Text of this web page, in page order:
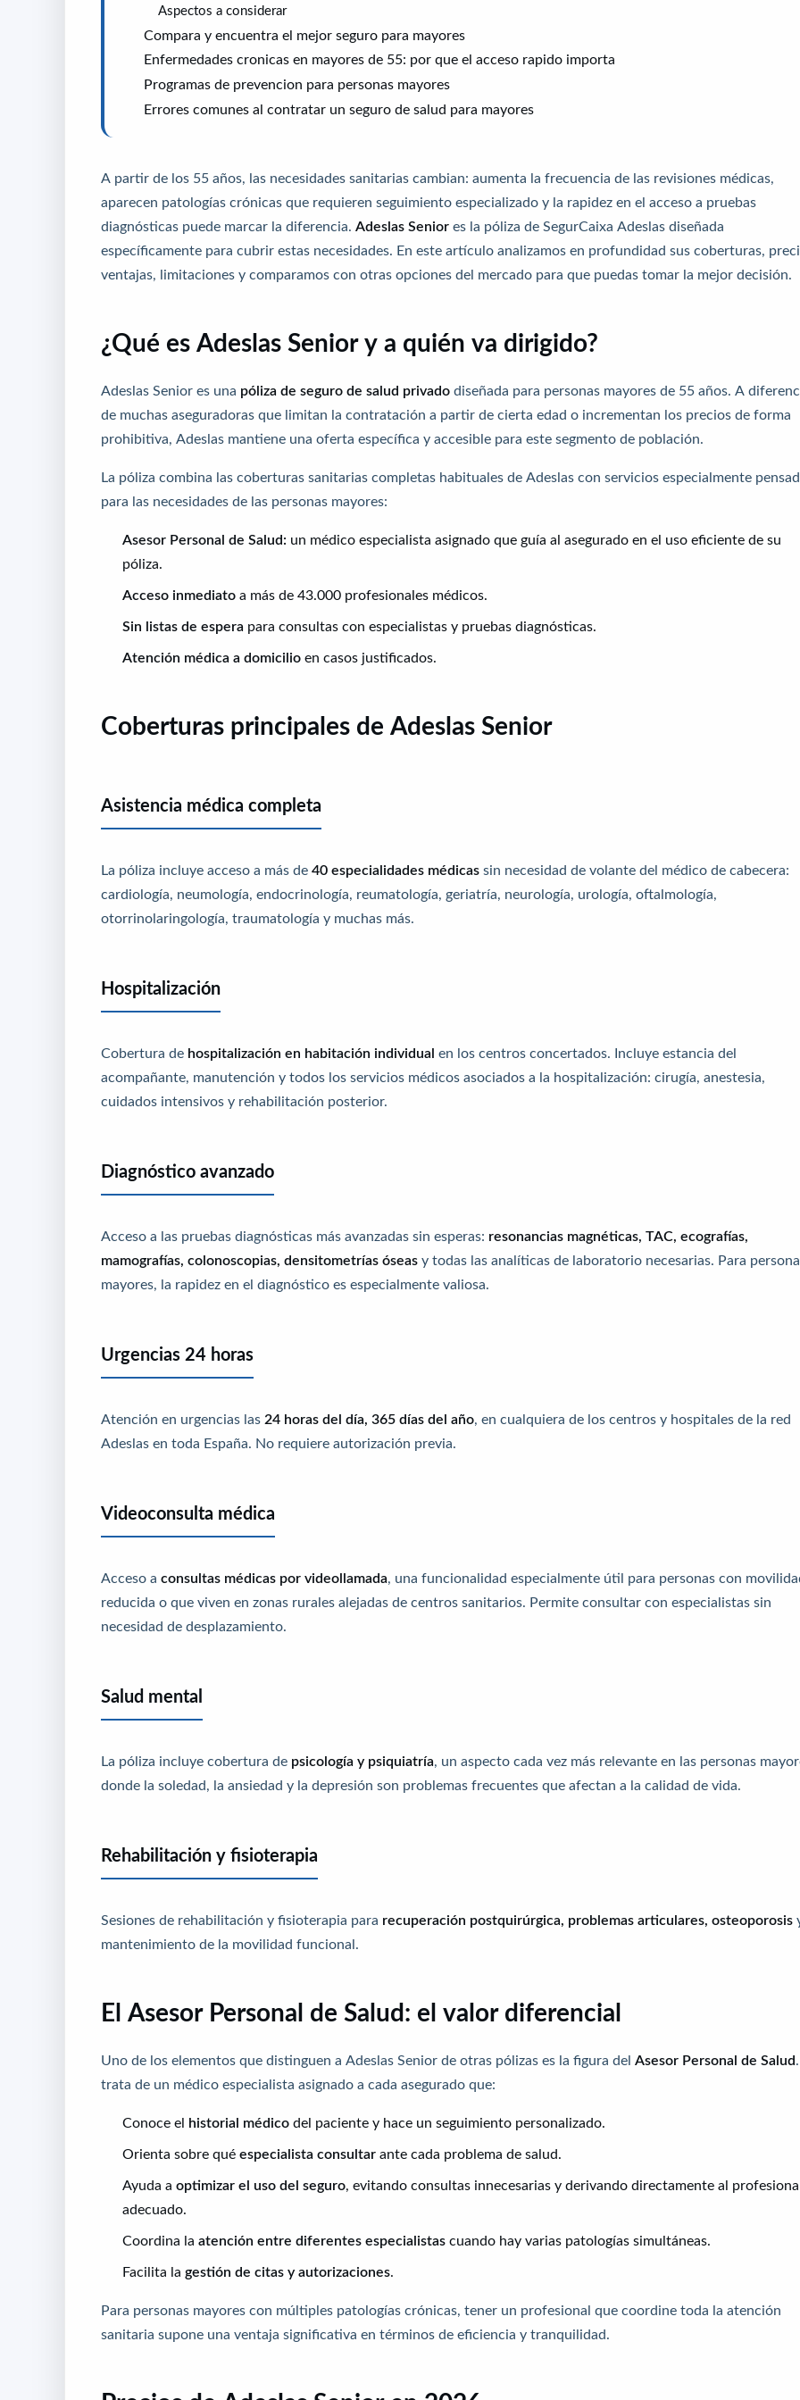
Aspectos a considerar
Compara y encuentra el mejor seguro para mayores
Enfermedades cronicas en mayores de 55: por que el acceso rapido importa
Programas de prevencion para personas mayores
Errores comunes al contratar un seguro de salud para mayores
A partir de los 55 años, las necesidades sanitarias cambian: aumenta la frecuencia de las revisiones médicas,
aparecen patologías crónicas que requieren seguimiento especializado y la rapidez en el acceso a pruebas
diagnósticas puede marcar la diferencia. Adeslas Senior es la póliza de SegurCaixa Adeslas diseñada
específicamente para cubrir estas necesidades. En este artículo analizamos en profundidad sus coberturas,
ventajas, limitaciones y comparamos con otras opciones del mercado para que puedas tomar la mejor decisión.
¿Qué es Adeslas Senior y a quién va dirigido?
Adeslas Senior es una póliza de seguro de salud privado diseñada para personas mayores de 55 años. A
de muchas aseguradoras que limitan la contratación a partir de cierta edad o incrementan los precios de forma
prohibitiva, Adeslas mantiene una oferta específica y accesible para este segmento de población.
La póliza combina las coberturas sanitarias completas habituales de Adeslas con servicios especialmente
para las necesidades de las personas mayores:
Asesor Personal de Salud: un médico especialista asignado que guía al asegurado en el uso eficiente de su
póliza.
Acceso inmediato a más de 43.000 profesionales médicos.
Sin listas de espera para consultas con especialistas y pruebas diagnósticas.
Atención médica a domicilio en casos justificados.
Coberturas principales de Adeslas Senior
Asistencia médica completa
La póliza incluye acceso a más de 40 especialidades médicas sin necesidad de volante del médico de cabecera:
cardiología, neumología, endocrinología, reumatología, geriatría, neurología, urología, oftalmología,
otorrinolaringología, traumatología y muchas más.
Hospitalización
Cobertura de hospitalización en habitación individual en los centros concertados. Incluye estancia del
acompañante, manutención y todos los servicios médicos asociados a la hospitalización: cirugía, anestesia,
cuidados intensivos y rehabilitación posterior.
Diagnóstico avanzado
Acceso a las pruebas diagnósticas más avanzadas sin esperas: resonancias magnéticas, TAC, ecografías,
mamografías, colonoscopias, densitometrías óseas y todas las analíticas de laboratorio necesarias. Para
mayores, la rapidez en el diagnóstico es especialmente valiosa.
Urgencias 24 horas
Atención en urgencias las 24 horas del día, 365 días del año , en cualquiera de los centros y hospitales de la red
Adeslas en toda España. No requiere autorización previa.
Videoconsulta médica
Acceso a consultas médicas por videollamada , una funcionalidad especialmente útil para personas con
reducida o que viven en zonas rurales alejadas de centros sanitarios. Permite consultar con especialistas sin
necesidad de desplazamiento.
Salud mental
La póliza incluye cobertura de psicología y psiquiatría , un aspecto cada vez más relevante en las personas
donde la soledad, la ansiedad y la depresión son problemas frecuentes que afectan a la calidad de vida.
Rehabilitación y fisioterapia
Sesiones de rehabilitación y fisioterapia para recuperación postquirúrgica, problemas articulares, osteoporosis
mantenimiento de la movilidad funcional.
El Asesor Personal de Salud: el valor diferencial
Uno de los elementos que distinguen a Adeslas Senior de otras pólizas es la figura del Asesor Personal de Salud
trata de un médico especialista asignado a cada asegurado que:
Conoce el historial médico del paciente y hace un seguimiento personalizado.
Orienta sobre qué especialista consultar ante cada problema de salud.
Ayuda a optimizar el uso del seguro , evitando consultas innecesarias y derivando directamente al
adecuado.
Coordina la atención entre diferentes especialistas cuando hay varias patologías simultáneas.
Facilita la gestión de citas y autorizaciones
Para personas mayores con múltiples patologías crónicas, tener un profesional que coordine toda la atención
sanitaria supone una ventaja significativa en términos de eficiencia y tranquilidad.